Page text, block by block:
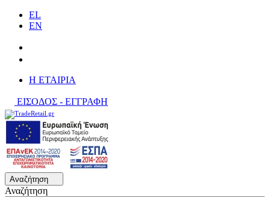
EL
EN
H ΕΤΑΙΡΙΑ
ΕΙΣΟΔΟΣ - ΕΓΓΡΑΦΗ
Αναζήτηση
Αναζήτηση